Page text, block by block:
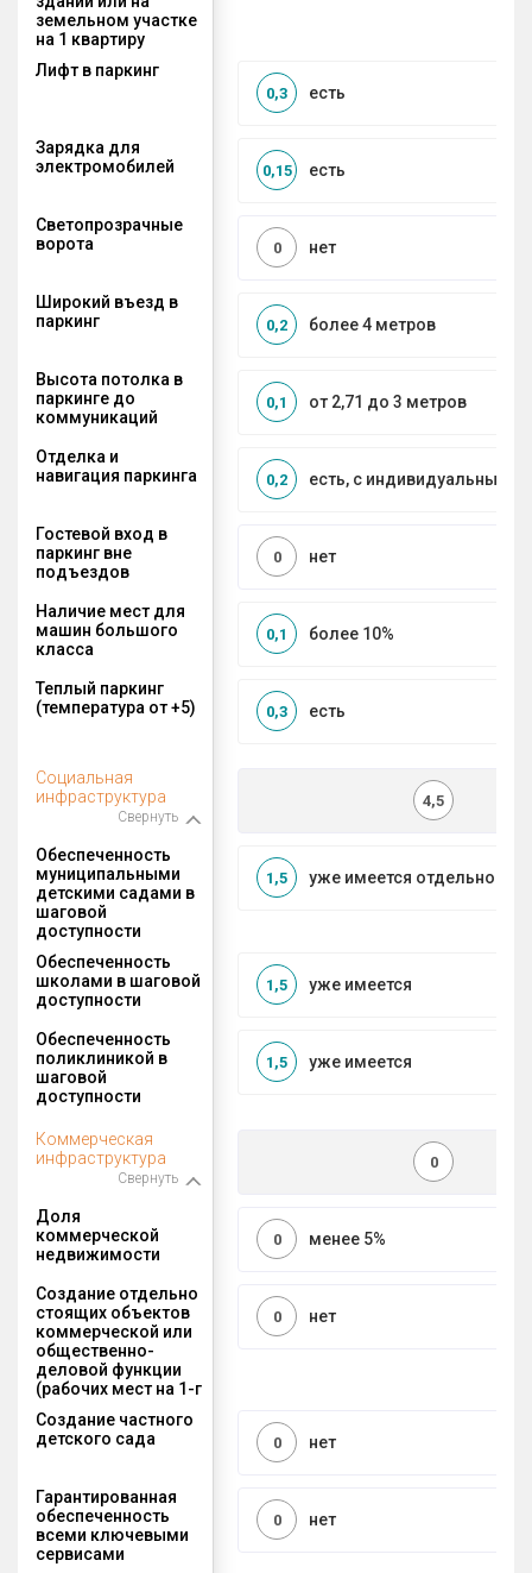
земельном участке
на 1 квартиру
Лифт в паркинг
есть
0,3
Зарядка для
электромобилей
есть
0,15
Светопрозрачные
ворота
нет
0
Широкий въезд в
паркинг
более 4 метров
0,2
Высота потолка в
паркинге до
коммуникаций
от 2,71 до 3 метров
0,1
Отделка и
навигация паркинга
есть, с индивидуальным
0,2
Гостевой вход в
паркинг вне
подъездов
нет
0
Наличие мест для
машин большого
класса
более 10%
0,1
Теплый паркинг
(температура от +5)
есть
0,3
Социальная
инфраструктура
Свернуть
4,5
Обеспеченность
муниципальными
детскими садами в
шаговой
доступности
уже имеется
1,5
Обеспеченность
школами в шаговой
доступности
уже имеется
1,5
Обеспеченность
поликлиникой в
шаговой
доступности
уже имеется
1,5
Коммерческая
инфраструктура
Свернуть
0
Доля
коммерческой
недвижимости
менее 5%
0
Создание отдельно
стоящих объектов
коммерческой или
общественно-
деловой функции
(рабочих мест на 1-г
нет
0
Создание частного
детского сада
нет
0
Гарантированная
обеспеченность
всеми ключевыми
сервисами
нет
0